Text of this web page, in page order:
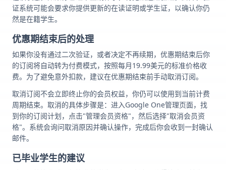
证系统可能会要求你提供更新的在读证明或学生证，以确认你仍
然是在籍学生。
优惠期结束后的处理
如果你没有通过二次验证，或者决定不再续期，优惠期结束后你
的订阅将自动转为付费模式，按照每月19.99美元的标准价格收
费。为了避免意外扣款，建议在优惠期结束前手动取消订阅。
取消订阅不会立即终止你的会员权益，你仍可以使用到当前计费
周期结束。取消的具体步骤是：进入Google One管理页面，找
到你的订阅计划，点击"管理会员资格"，然后选择"取消会员资
格"。系统会询问取消原因并确认操作，完成后你会收到一封确认
邮件。
已毕业学生的建议